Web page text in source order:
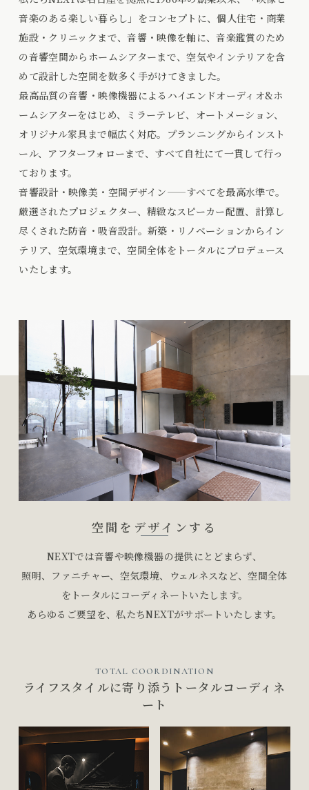
音楽のある楽しい暮らし」をコンセプトに、個人住宅・商業
施設・クリニックまで、音響・映像を軸に、音楽鑑賞のため
の音響空間からホームシアターまで、空気やインテリアを含
めて設計した空間を数多く手がけてきました。
最高品質の音響・映像機器によるハイエンドオーディオ&ホ
ームシアターをはじめ、ミラーテレビ、オートメーション、
オリジナル家具まで幅広く対応。プランニングからインスト
ール、アフターフォローまで、すべて自社にて一貫して行っ
ております。
音響設計・映像美・空間デザイン——すべてを最高水準で。
厳選されたプロジェクター、精緻なスピーカー配置、計算し
尽くされた防音・吸音設計。新築・リノベーションからイン
テリア、空気環境まで、空間全体をトータルにプロデュース
いたします。
空間をデザインする
NEXTでは音響や映像機器の提供にとどまらず、
照明、ファニチャー、空気環境、ウェルネスなど、空間全体
をトータルにコーディネートいたします。
あらゆるご要望を、私たちNEXTがサポートいたします。
TOTAL COORDINATION
ライフスタイルに寄り添うトータルコーディネ
ート